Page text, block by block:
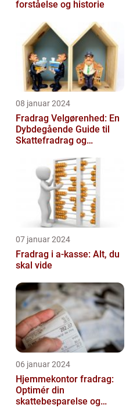
forståelse og historie
08 januar 2024
Fradrag Velgørenhed: En
Dybdegående Guide til
Skattefradrag og
07 januar 2024
Fradrag i a-kasse: Alt, du
skal vide
06 januar 2024
Hjemmekontor fradrag:
Optimér din
skattebesparelse og